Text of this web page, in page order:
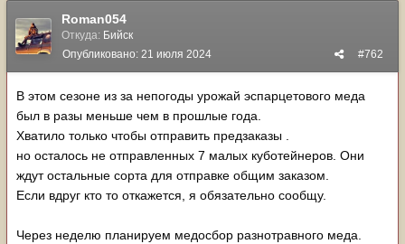
Roman054
Откуда: Бийск
#762
Опубликовано: 21 июля 2024
В этом сезоне из за непогоды урожай эспарцетового меда
был в разы меньше чем в прошлые года.
Хватило только чтобы отправить предзаказы .
но осталось не отправленных 7 малых куботейнеров. Они
ждут остальные сорта для отправке общим заказом.
Если вдруг кто то откажется, я обязательно сообщу.
Через неделю планируем медосбор разнотравного меда.